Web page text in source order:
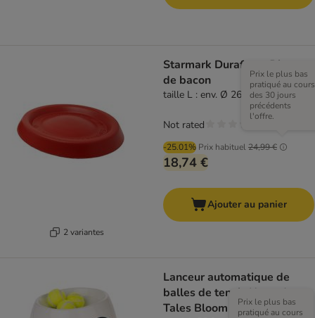
2 variantes
Starmark Durafoam Disque
de bacon
taille L : env. Ø 26,7 x H 3,8 cm
-25.01% Prix habituel24,99 €
Prix le plus bas
pratiqué au cours
des 30 jours
précédents
l'offre.
18,74 €
Not rated
Ajouter au panier
Lanceur automatique de
balles de tennis Nomad
Tales Bloom
Prix le plus bas
pratiqué au cours